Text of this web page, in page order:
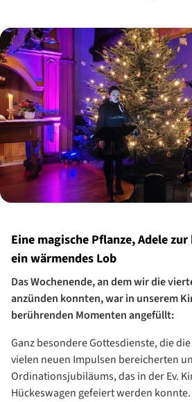
Eine magische Pflanze, Adele
ein wärmendes Lob
Das Wochenende, an dem wir die
anzünden konnten, war in unserem
berührenden Momenten angefüllt:
Ganz besondere Gottesdienste, die
vielen neuen Impulsen bereicherten
Ordinationsjubiläums, das in der Ev.
Hückeswagen gefeiert werden konnte.